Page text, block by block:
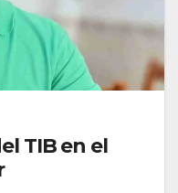
TIB en el